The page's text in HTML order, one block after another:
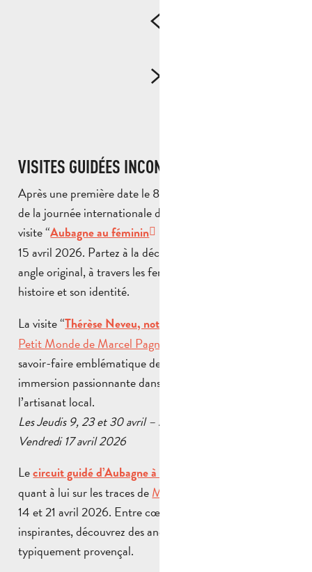
VISITES GUIDÉES INCONTOURNABLES
Après une première date le 8 mars dernier à l’occasion
de la journée internationale des droits des femmes, la
visite “Aubagne au féminin
15 avril 2026. Partez à la découverte de la ville sous un
angle original, à travers les femmes qui ont marqué son
histoire et son identité.
La visite “Thérèse Neveu, notre belle santonnière
Petit Monde de Marcel Pagnol
savoir-faire emblématique de la Provence. Une
immersion passionnante dans l’univers des santons et de
l’artisanat local.
Les Jeudis 9, 23 et 30 avril – Mardis 14 et 21 avril –
Vendredi 17 avril 2026
Lecircuit guidé d’Aubagne à La Treille
quant à lui sur les traces deMarcel Pagnol
14 et 21 avril 2026. Entre cœur de ville et collines
inspirantes, découvrez des anecdotes et un décor
typiquement provençal.